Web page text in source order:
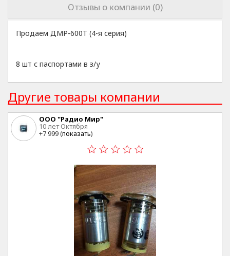
Отзывы о компании (0)
Продаем ДМР-600Т (4-я серия)
8 шт с паспортами в з/у
Другие товары компании
ООО "Радио Мир"
10 лет Октября
+7 999 (показать)